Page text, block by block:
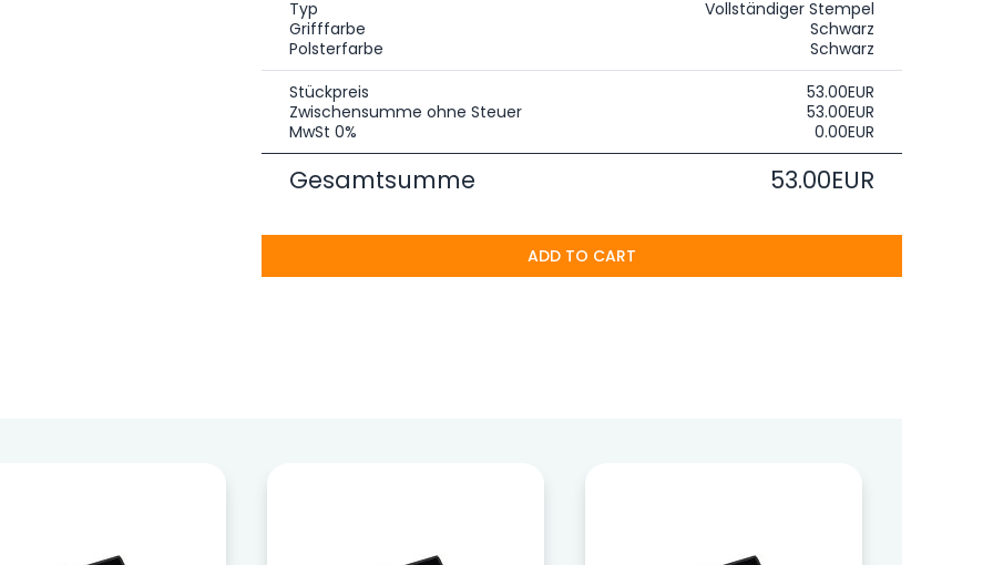
Typ
Vollständiger Stempel
Grifffarbe
Schwarz
Polsterfarbe
Schwarz
Stückpreis
53.00EUR
Zwischensumme ohne Steuer
53.00EUR
MwSt 0%
0.00EUR
Gesamtsumme 53.00EUR
ADD TO CART